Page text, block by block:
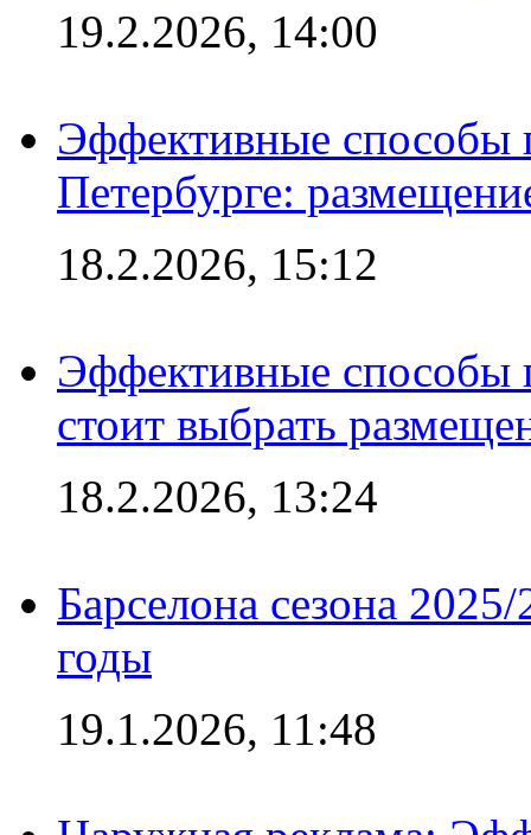
19.2.2026, 14:00
Эффективные способы
Петербурге:
18.2.2026, 15:12
Эффективные способы
стоит выбрать
18.2.2026, 13:24
Барселона сезона
годы
19.1.2026, 11:48